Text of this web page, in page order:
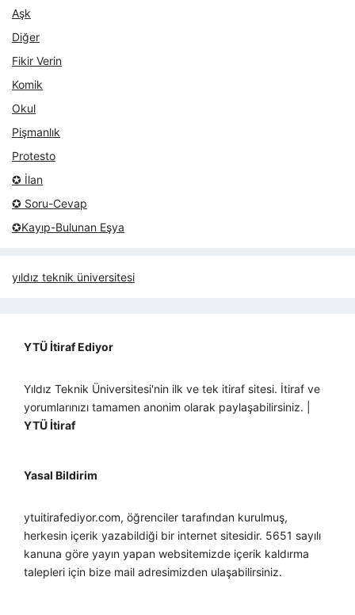
Aşk
Diğer
Fikir Verin
Komik
Okul
Pişmanlık
Protesto
✪ İlan
✪ Soru-Cevap
✪Kayıp-Bulunan Eşya
yıldız teknik üniversitesi
YTÜ İtiraf Ediyor
Yıldız Teknik Üniversitesi'nin ilk ve tek itiraf sitesi. İtiraf ve
yorumlarınızı tamamen anonim olarak paylaşabilirsiniz. |
YTÜ İtiraf
Yasal Bildirim
ytuitirafediyor.com, öğrenciler tarafından kurulmuş,
herkesin içerik yazabildiği bir internet sitesidir. 5651 sayılı
kanuna göre yayın yapan websitemizde içerik kaldırma
talepleri için bize mail adresimizden ulaşabilirsiniz.